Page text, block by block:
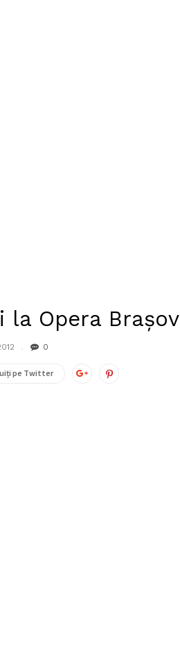
Opera Braşov
0
pe Twitter